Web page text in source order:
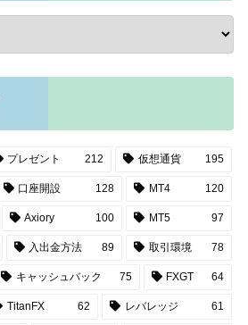
プレゼント 212 仮想通貨 195
口座開設 128 MT4 120
Axiory 100 MT5 97
入出金方法 89 取引環境 78
キャッシュバック 75 FXGT 64
TitanFX 62 レバレッジ 61